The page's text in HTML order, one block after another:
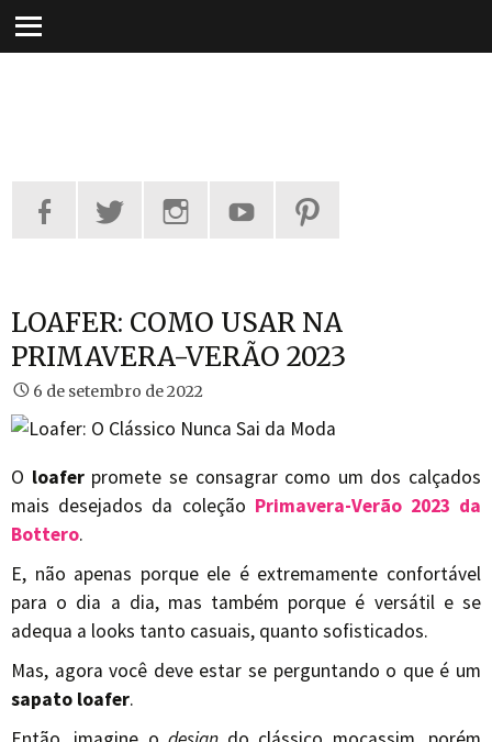
Pular
para
LOAFER: COMO USAR NA
PRIMAVERA-VERÃO 2023
6 de setembro de 2022
O loaferpromete se consagrar como um dos calçados
mais desejados da coleção Primavera-Verão 2023 da
Bottero.
E, não apenas porque ele é extremamente confortável
para o dia a dia, mas também porque é versátil e se
adequa a looks tanto casuais, quanto sofisticados.
Mas, agora você deve estar se perguntando o que é um
sapato loafer.